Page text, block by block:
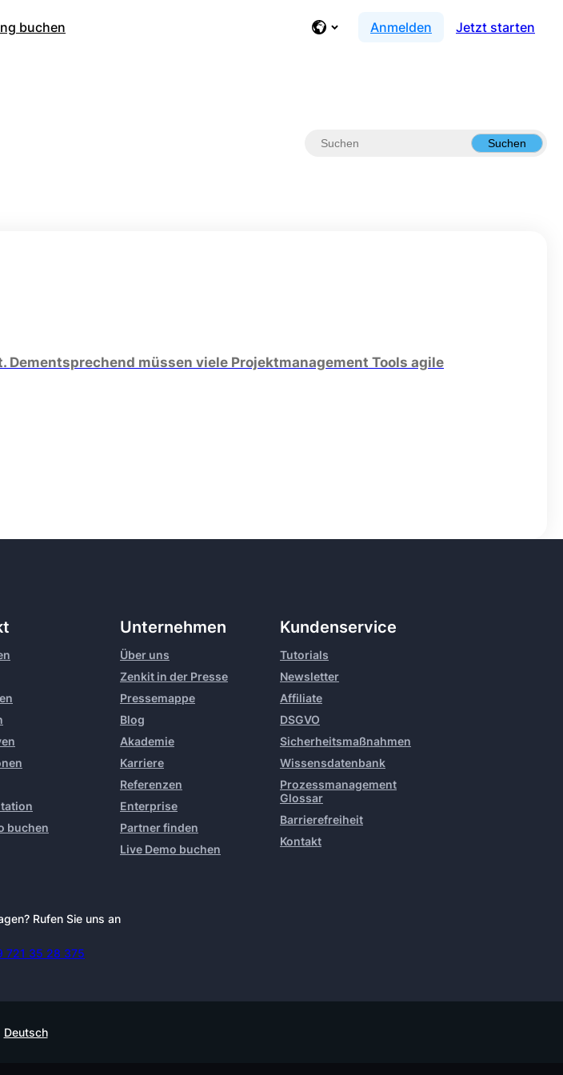
buchen Anmelden Jetzt starten
Suchen
müssen viele Projektmanagement Tools agile
buchen
Unternehmen
Über uns
Zenkit in der Presse
Pressemappe
Blog
Akademie
Karriere
Referenzen
Enterprise
Partner finden
Live Demo buchen
Kundenservice
Tutorials
Newsletter
Affiliate
DSGVO
Sicherheitsmaßnahmen
Wissensdatenbank
Prozessmanagement
Glossar
Barrierefreiheit
Kontakt
Rufen Sie uns an
721 35 28 375
Deutsch